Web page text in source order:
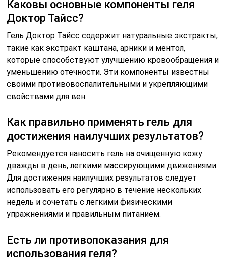
Каковы основные компоненты геля
Доктор Тайсс?
Гель Доктор Тайсс содержит натуральные экстракты,
такие как экстракт каштана, арники и ментол,
которые способствуют улучшению кровообращения и
уменьшению отечности. Эти компоненты известны
своими противовоспалительными и укрепляющими
свойствами для вен.
Как правильно применять гель для
достижения наилучших результатов?
Рекомендуется наносить гель на очищенную кожу
дважды в день, легкими массирующими движениями.
Для достижения наилучших результатов следует
использовать его регулярно в течение нескольких
недель и сочетать с легкими физическими
упражнениями и правильным питанием.
Есть ли противопоказания для
использования геля?